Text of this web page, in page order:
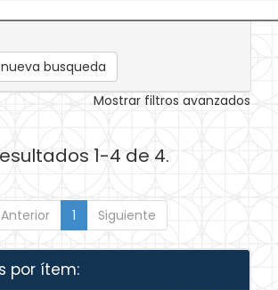
busqueda
Mostrar filtros avanzados
1-4 de 4.
Anterior 1 Siguiente
por ítem: